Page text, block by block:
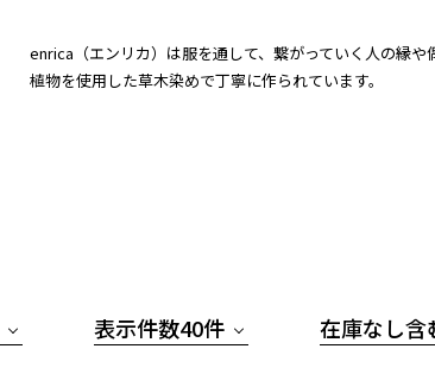
enrica（エンリカ）は服を通して、繋がっていく人の縁
植物を使用した草木染めで丁寧に作られています。
表示件数40件 在庫なし含